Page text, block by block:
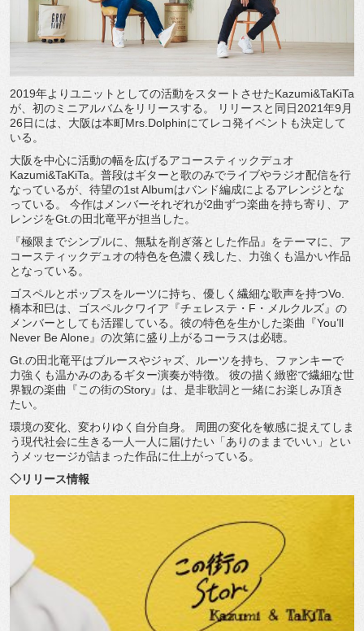
2019年よりユニットとしての活動をスタートさせたKazumi&TaKiTa
が、初のミニアルバムをリリースする。 リリースと同日2021年9月
26日には、大阪は本町Mrs.Dolphinにてレコ発イベントも決定して
いる。
大阪を中心に活動の幅を広げるアコースティックデュオ
Kazumi&TaKiTa。普段はギターと歌のみでライブやラジオ配信を行
なっているが、待望の1st Albumはバンド編成によるアレンジとな
っている。 今作はメンバーそれぞれが2曲ずつ楽曲を持ち寄り、ア
レンジをGt.の田北竜平が担当した。
『極限までシンプルに、無駄を削ぎ落とした作品』をテーマに、ア
コースティックデュオの特色を色濃く残した、力強くも温かい作品
となっている。
ゴスペルとポップスをルーツに持ち、優しく繊細な歌声を持つVo.
橋本和巳は、ゴスペルクワイア『チェレステ・F・メルクルズ』の
メンバーとしても活躍している。彼の特色を生かした楽曲『You’ll
Never Be Alone』の次第に盛り上がるコーラスは必聴。
Gt.の田北竜平はブルースやジャズ、ルーツを持ち、ファンキーで
力強くも温かみのあるギター演奏が特徴。 彼の描く緻密で繊細な世
界観の楽曲『この街のStory』は、是非歌詞と一緒にお楽しみ頂き
たい。
環境の変化、変わりゆく自分自身。 周囲の変化を敏感に捉えてしま
う現代社会に生きる一人一人に届けたい「ありのままでいい」とい
うメッセージが詰まった作品に仕上がっている。
◇リリース情報